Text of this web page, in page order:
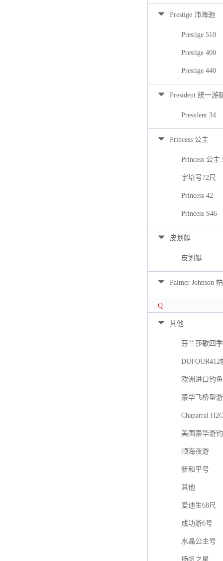
Prestige 沛海驰
Prestige 510
Prestige 400
Prestige 440
President 统一游
President 34
Princess 公主
Princess 公主
宇培号72尺
Princess 42
Princess S46
皮划艇
皮划艇
Palmer Johnson
Q
其他
芬兰莎歌四
DUFOUR412
欧洲进口钓
豪华飞桥型
Chaparral
美国豪华游
顺海夜游
新和平号
其他
爱迪生68尺
成功游6号
水晶公主号
扬帆之星